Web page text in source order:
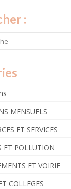
:
MENSUELS
ET SERVICES
ET POLLUTION
ET VOIRIE
COLLEGES